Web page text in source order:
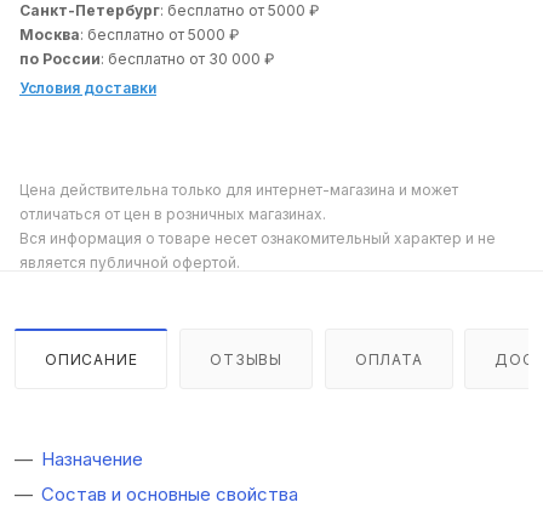
Санкт-Петербург: бесплатно от 5000 ₽
Москва: бесплатно от 5000 ₽
по России: бесплатно от 30 000 ₽
Условия доставки
Цена действительна только для интернет-магазина и может
отличаться от цен в розничных магазинах.
Вся информация о товаре несет ознакомительный характер и не
является публичной офертой.
ОПИСАНИЕ ОТЗЫВЫ ОПЛАТА
Назначение
Состав и основные свойства